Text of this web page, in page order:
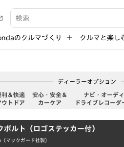
検索キーワード入力
のクルマづくり クルマと楽し
ディーラーオプション
利＆快適
ウトドア
安⼼・安全＆
カーケア
ナビ・オーディ
ドライブレコーダ
ボルト （ロゴステッカー付）
マックガード社製）